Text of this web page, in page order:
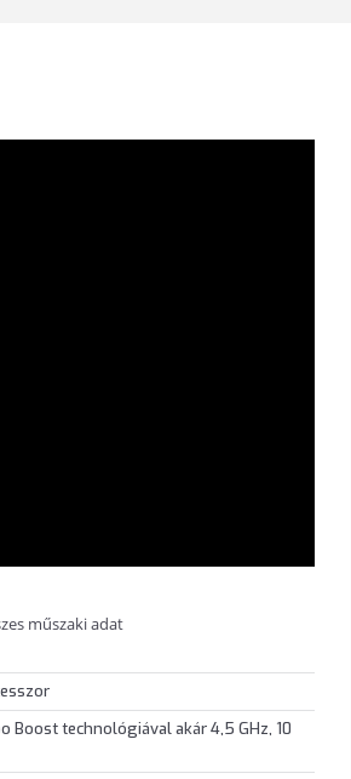
műszaki adat
technológiával akár 4,5 GHz, 10